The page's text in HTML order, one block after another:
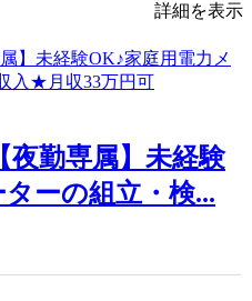
詳細を表示
夜勤専属】未経験
ーの組立・検...